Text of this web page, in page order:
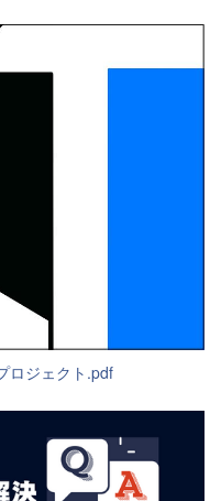
ロジェクト.pdf